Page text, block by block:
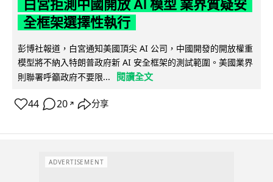
白宮拒測中國開放 AI 模型 業界質疑安
全框架選擇性執行
彭博社報道，白宮通知美國頂尖 AI 公司，中國開發的開放權重
模型將不納入特朗普政府新 AI 安全框架的測試範圍。美國業界
則聯署呼籲政府不要限...
閱讀全文
44 20 ↗ 分享
ADVERTISEMENT